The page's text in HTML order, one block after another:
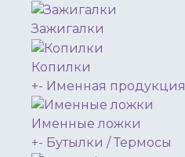
Зажигалки
Копилки
+- Именная продукция
Именные ложки
+- Бутылки / Термосы